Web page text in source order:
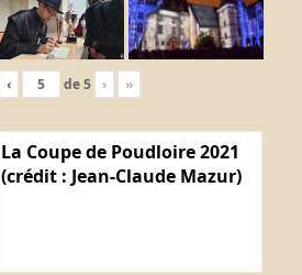
‹ de5 › »
La Coupe de Poudloire 2021
(crédit : Jean-Claude Mazur)